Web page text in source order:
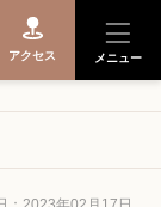
アクセス メニュー